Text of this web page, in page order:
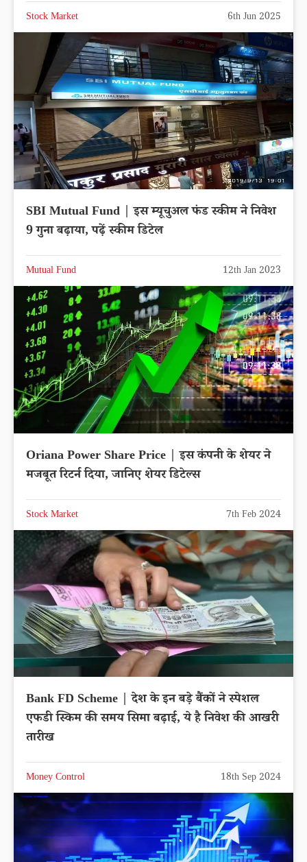
Stock Market 6th Jun 2025
SBI Mutual Fund | इस म्यूचुअल फंड स्कीम ने निवेश
9 गुना बढ़ाया, पढ़ें स्कीम डिटेल
Mutual Fund 12th Jan 2023
Oriana Power Share Price | इस कंपनी के शेयर ने
मजबूत रिटर्न दिया, जानिए शेयर डिटेल्स
Stock Market 7th Feb 2024
Bank FD Scheme | देश के इन बड़े बैंकों ने स्पेशल
एफडी स्किम की समय सिमा बढ़ाई, ये है निवेश की आखरी
तारीख
Money Control 18th Sep 2024